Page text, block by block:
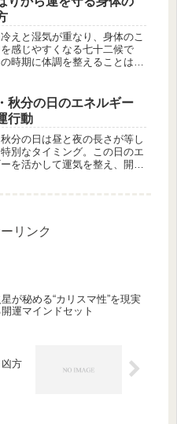
えと湿気が重なり、身体のこ
感じやすくなる七十二候で
時期に体調を整えることは健
管理のポイントを解説しま
秋分の日のエネルギー
行動
分の日は昼と夜の長さが等し
特別なタイミング。この日のエ
を活かして運気を整え、開運
リンク
が秘める“カリスマ性”を現実
運マインドセット
方